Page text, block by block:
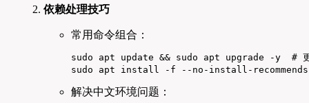
依赖处理技巧
常用命令组合：
sudo apt update && sudo apt upgrade -y  # 更
sudo apt install -f --no-install-recommends [
解决中文环境问题：